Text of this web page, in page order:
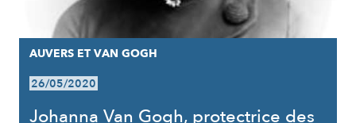
AUVERS ET VAN GOGH
26/05/2020
Johanna Van Gogh, protectrice des